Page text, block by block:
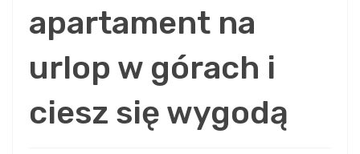
apartament na
urlop w górach i
ciesz się wygodą